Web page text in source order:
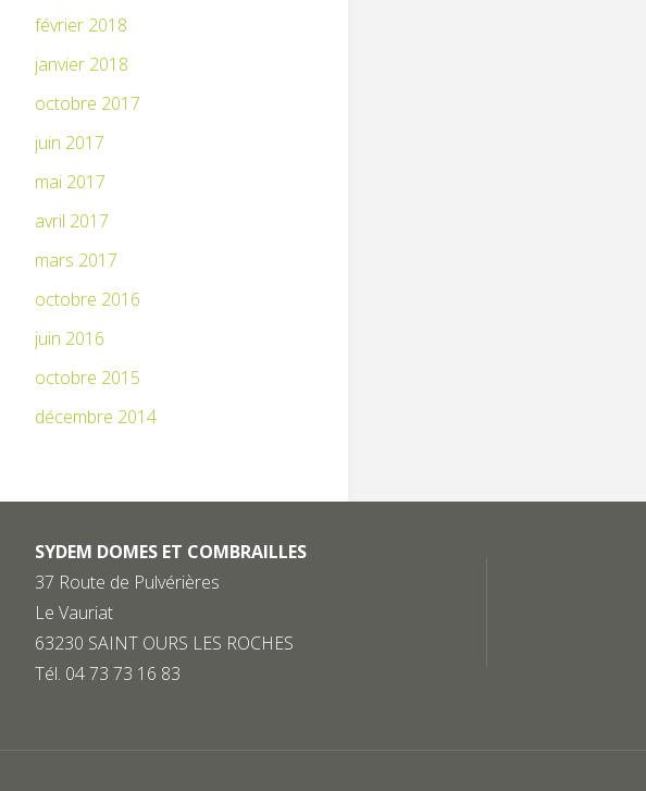
février 2018
janvier 2018
octobre 2017
juin 2017
mai 2017
avril 2017
mars 2017
octobre 2016
juin 2016
octobre 2015
décembre 2014
SYDEM DOMES ET COMBRAILLES
37 Route de Pulvérières
Le Vauriat
63230 SAINT OURS LES ROCHES
Tél. 04 73 73 16 83